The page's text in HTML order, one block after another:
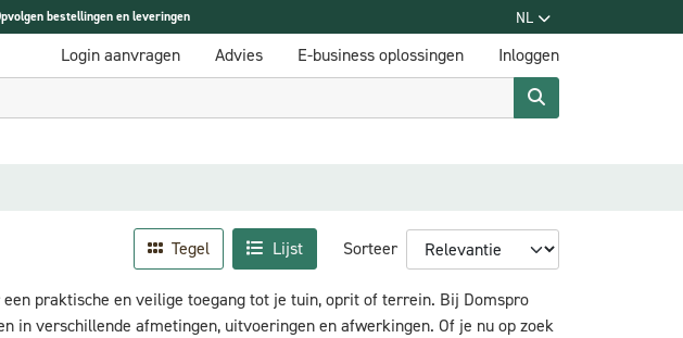
bestellingen en leveringen NL
Login aanvragen Advies E-business oplossingen Inloggen
Tegel Lijst Sorteer
praktische en veilige toegang tot je tuin, oprit of terrein. Bij Domspro
in verschillende afmetingen, uitvoeringen en afwerkingen. Of je nu op zoek